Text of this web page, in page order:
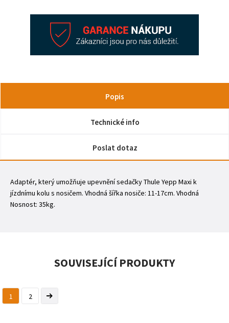
Popis
Technické info
Poslat dotaz
Adaptér, který umožňuje upevnění sedačky Thule Yepp Maxi k
jízdnímu kolu s nosičem. Vhodná šířka nosiče: 11-17cm. Vhodná
Nosnost: 35kg.
SOUVISEJÍCÍ PRODUKTY
1 2